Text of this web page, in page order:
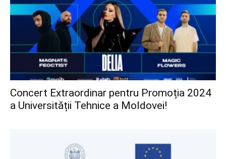
Concert Extraordinar pentru Promoția 2024
a Universității Tehnice a Moldovei!